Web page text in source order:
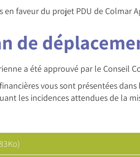
en faveur du projet PDU de Colmar
de
a été approuvé par le Conseil
vous sont présentées
les incidences attendues de la